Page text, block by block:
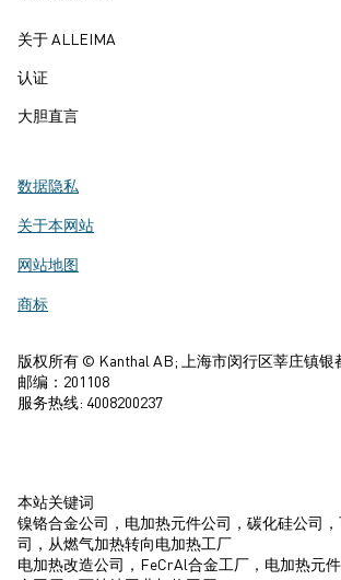
关于 ALLEIMA
认证
大胆直言
数据隐私
关于本网站
网站地图
商标
版权所有 © Kanthal AB; 上海市闵行区莘庄镇银
邮编：201108
服务热线: 4008200237
本站关键词
镍铬合金公司，电加热元件公司，碳化硅公司
司，从燃气加热转向电加热工厂
电加热改造公司，FeCrAl合金工厂，电加热元